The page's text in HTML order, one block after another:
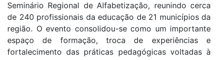
Seminário Regional de Alfabetização, reunindo cerca
de 240 profissionais da educação de 21 municípios da
região. O evento consolidou-se como um importante
espaço de formação, troca de experiências e
fortalecimento das práticas pedagógicas voltadas à